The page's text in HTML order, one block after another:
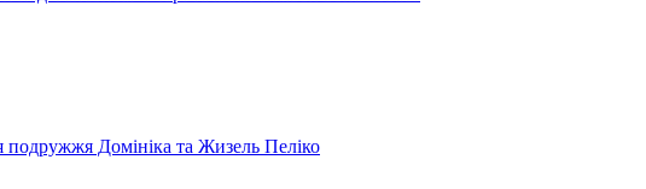
Домініка та Жизель Пеліко